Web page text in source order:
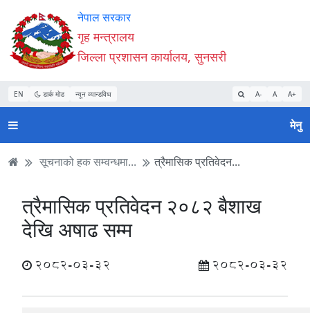
Accessibility
Mode
सुरु
गर्नुहोस्
सामाग्री
पढ्नुहाेस्
नेभिगेसन
पढ्नुहाेस्
वेबसाइट
खोजमा
जानुहोस्
नेपाल सरकार
गृह मन्त्रालय
जिल्ला प्रशासन कार्यालय, सुनसरी
EN डार्क मोड न्यून व्यान्डविथ A- A A+
मेनु
सूचनाको हक सम्वन्धमा... त्रैमासिक प्रतिवेदन...
त्रैमासिक प्रतिवेदन २०८२ बैशाख
देखि अषाढ सम्म
2082-03-32 2082-03-32